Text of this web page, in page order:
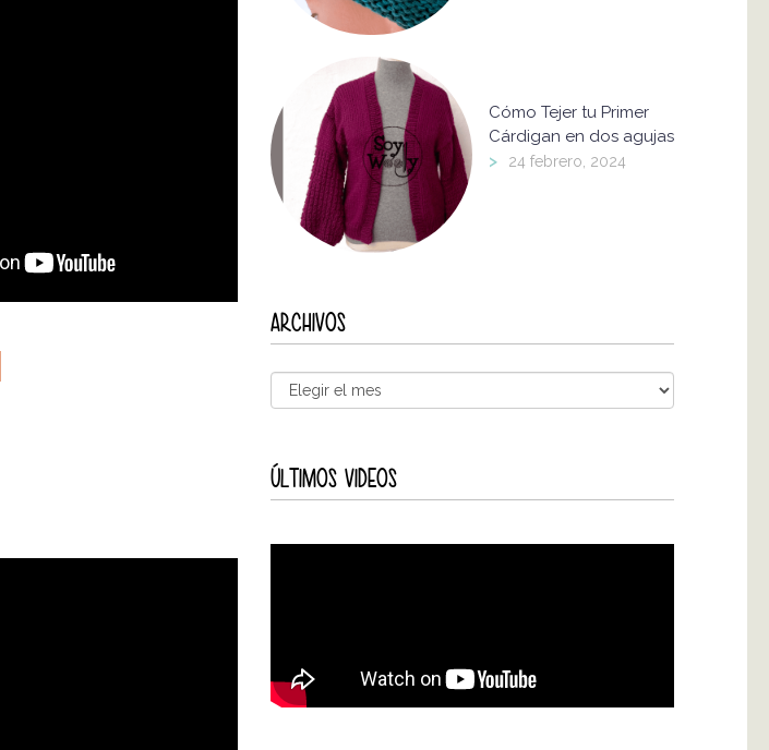
Cómo Tejer tu Primer
Cárdigan en dos agujas
> 24 febrero, 2024
ARCHIVOS
ÚLTIMOS VIDEOS